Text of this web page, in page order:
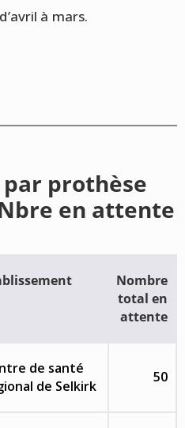
à mars.
prothèse
en attente
Nombre
total en
attente
de santé
de Selkirk
50